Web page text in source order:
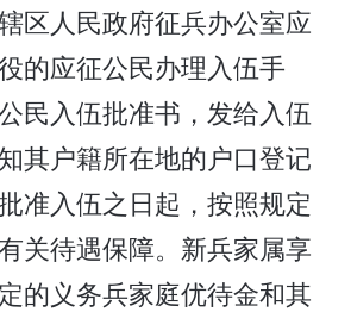
区人民政府征兵办公室应
的应征公民办理入伍手
民入伍批准书，发给入伍
其户籍所在地的户口登记
准入伍之日起，按照规定
关待遇保障。新兵家属享
的义务兵家庭优待金和其